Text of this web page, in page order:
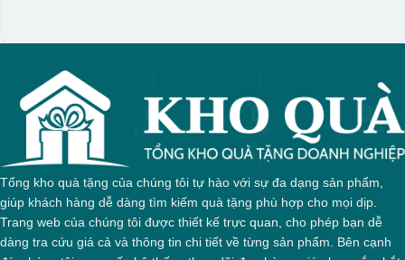
Tổng kho quà tặng của chúng tôi tự hào với sự đa dạng sản phẩm,
giúp khách hàng dễ dàng tìm kiếm quà tặng phù hợp cho mọi dịp.
Trang web của chúng tôi được thiết kế trực quan, cho phép bạn dễ
dàng tra cứu giá cả và thông tin chi tiết về từng sản phẩm. Bên cạnh